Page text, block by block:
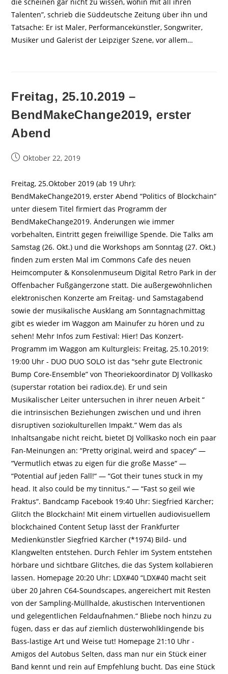
Talenten”, schrieb die Süddeutsche Zeitung über ihn und
Tat­sache: Er ist Maler, Performancekünstler, Song­writer,
Musi­ker und Galerist der Leip­ziger Szene, vor allem…
Freitag, 25.10.2019 –
BendMakeChange2019, erster
Abend
BeitragOktober 22, 2019
Freitag, 25.Oktober 2019 (ab 19 Uhr):
BendMakeChange2019, erster Abend “Politics of Blockchain“
unter diesem Titel firmiert das Programm der
BendMakeChange2019. Änderungen wie immer
vorbehalten, Eintritt gegen freiwillige Spende. Die Talks am
Samstag (26. Okt.) und die Workshops am Sonntag (27. Okt.)
finden zum ersten Mal im Commons Cafe des neuen
Heimcomputer & Konsolenmuseum Digital Retro Park in der
Offenbacher Fußgängerzone statt. Die außergewöhnlichen
elektronischen Konzerte am Freitag- und Samstagabend
sowie der musikalische Ausklang am Sonntagnachmittag
gibt es wieder im Waggon am Mainufer zu hören und zu
sehen! Mehr Infos zum Festival: Hier! Das Konzert-
Programm im Waggon am Kulturgleis: Freitag, 25.10.2019:
19:00 Uhr - DUO DUO SOLO ist das “sehr gute Electronic
Bump Core-Ensemble” von Theorie­koor­di­na­tor DJ Vollkasko
(superstar rotation bei radiox.de). Er und sein
Musikalischer Leiter untersuchen in ihrer neuen Arbeit “
die intrin­si­schen Beziehungen zwischen und und ihren
disruptiven soziokulturellen Impakt.” Wem das als
Inhaltsangabe nicht reicht, bie­tet DJ Vollkasko noch ein paar
Fan-Meinungen an: “Pretty original, weird and spacey“ —
“Ver­mut­lich etwas zu eigen für die große Masse“ —
“Potential auf jeden Fall!“ — “Got their tunes stuck in my
head. It also could be my tinnitus.“ — “Fast so geil wie
Fraktus“. Bandcamp Facebook 19:40 Uhr: Siegfried Kärcher;
Glitch the Blockchain! Mit einem virtuellen audiovisuellem
block­chained Content Setup lässt der Frank­furter
Medienkünstler Siegfried Kärcher (*1974) Bild- und
Klangwelten entstehen. Durch Fehler im System entstehen
hörbare und sichtbare Glitches, die das System kolla­bieren
lassen. Homepage 20:20 Uhr: LDX#40 “LDX#40 macht seit
über 20 Jahren C64-Soundscapes, angereichert mit Resten
von der Sampling-Müllhalde, akustischen Inter­ventionen
und gelegentlichen Feld­auf­nah­men.“ Bliebe noch hinzu zu
fügen, dass er das auf ziemlich düsterwohlklingende bis
Bass-lastige Art und Weise tut! Homepage 21:10 Uhr -
Amigos del Autobus Selten, dass man nur ein Stück einer
Band kennt und rein auf Empfehlung bucht. Das eine Stück